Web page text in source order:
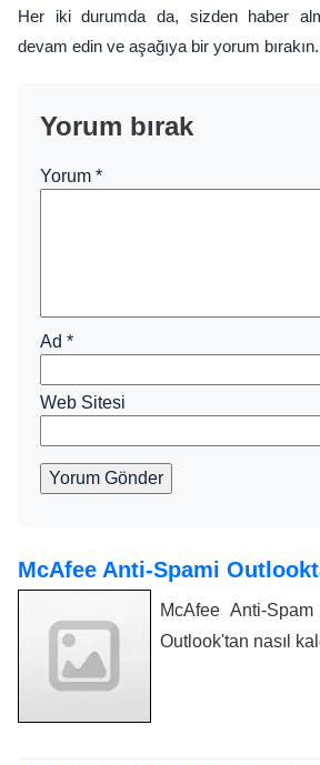
Her iki durumda da, sizden haber
devam edin ve aşağıya bir yorum bırakın.
Yorum bırak
Yorum *
Ad *
Web Sitesi
Yorum Gönder
McAfee Anti-Spami
McAfee Anti-
Outlook'tan nasıl